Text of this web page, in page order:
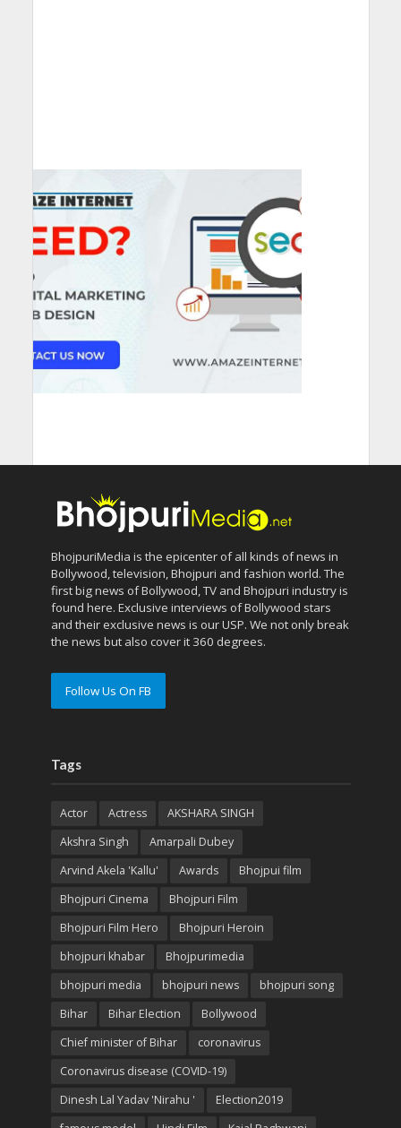
BhojpuriMedia is the epicenter of all kinds of news in
Bollywood, television, Bhojpuri and fashion world. The
first big news of Bollywood, TV and Bhojpuri industry is
found here. Exclusive interviews of Bollywood stars
and their exclusive news is our USP. We not only break
the news but also cover it 360 degrees.
Follow Us On FB
Tags
Actor Actress
AKSHARA SINGH
Akshra Singh
Amarpali Dubey
Arvind Akela 'Kallu'
Awards
Bhojpui film
Bhojpuri Cinema
Bhojpuri Film
Bhojpuri Film Hero
Bhojpuri Heroin
bhojpuri khabar
Bhojpurimedia
bhojpuri media
bhojpuri news
bhojpuri song
Bihar
Bihar Election
Bollywood
Chief minister of Bihar
coronavirus
Coronavirus disease (COVID-19)
Dinesh Lal Yadav 'Nirahu '
Election2019